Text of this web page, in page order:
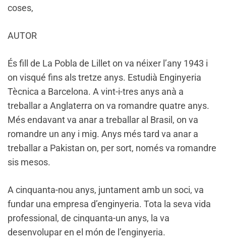
coses,
AUTOR
És fill de La Pobla de Lillet on va néixer l’any 1943 i
on visqué fins als tretze anys. Estudià Enginyeria
Tècnica a Barcelona. A vint-i-tres anys anà a
treballar a Anglaterra on va romandre quatre anys.
Més endavant va anar a treballar al Brasil, on va
romandre un any i mig. Anys més tard va anar a
treballar a Pakistan on, per sort, només va romandre
sis mesos.
A cinquanta-nou anys, juntament amb un soci, va
fundar una empresa d’enginyeria. Tota la seva vida
professional, de cinquanta-un anys, la va
desenvolupar en el món de l’enginyeria.